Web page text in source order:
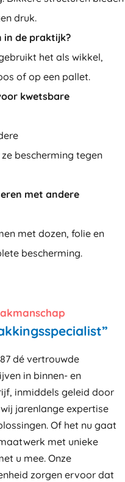
druk.
in de praktijk?
het als wikkel,
of op een pallet.
kwetsbare
bescherming tegen
met andere
met dozen, folie en
bescherming.
dé vertrouwde
in binnen- en
inmiddels geleid door
jarenlange expertise
Of het nu gaat
met unieke
u mee. Onze
zorgen ervoor dat